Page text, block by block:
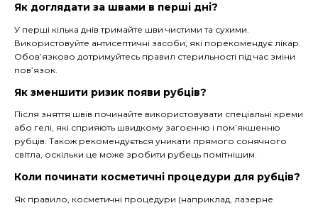
Як доглядати за швами в перші дні?
У перші кілька днів тримайте шви чистими та сухими.
Використовуйте антисептичні засоби, які порекомендує лікар.
Обов’язково дотримуйтесь правил стерильності під час зміни
пов’язок.
Як зменшити ризик появи рубців?
Після зняття швів починайте використовувати спеціальні креми
або гелі, які сприяють швидкому загоєнню і пом’якшенню
рубців. Також рекомендується уникати прямого сонячного
світла, оскільки це може зробити рубець помітнішим.
Коли починати косметичні процедури для рубців?
Як правило, косметичні процедури (наприклад, лазерне